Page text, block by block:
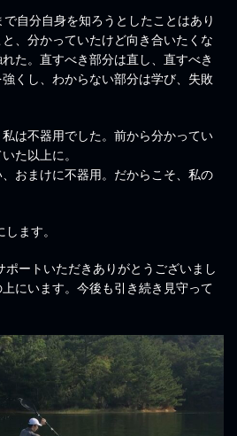
自分自身を知ろうとしたことはあり
、分かっていたけど向き合いたくな
た。直すべき部分は直し、直すべき
くし、わからない部分は学び、失敗
は不器用でした。前から分かってい
た以上に。
おまけに不器用。だからこそ、私の
ます。
ートいただきありがとうございまし
にいます。今後も引き続き見守って